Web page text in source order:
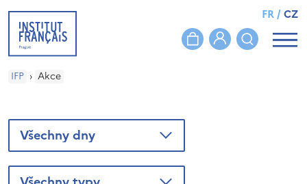
FR/CZ
IFP › Akce